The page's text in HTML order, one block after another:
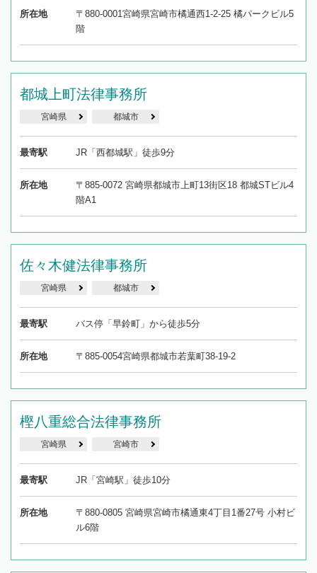
所在地
〒880-0001宮崎県宮崎市橘通西1-2-25 橘パークビル5
階
都城上町法律事務所
宮崎県 都城市
最寄駅 JR「西都城駅」徒歩9分
所在地
〒885-0072 宮崎県都城市上町13街区18 都城STビル4
階A1
佐々木健法律事務所
宮崎県 都城市
最寄駅 バス停「早鈴町」から徒歩5分
所在地 〒885-0054宮崎県都城市若葉町38-19-2
樫八重総合法律事務所
宮崎県 宮崎市
最寄駅 JR「宮崎駅」徒歩10分
所在地
〒880-0805 宮崎県宮崎市橘通東4丁目1番27号 小村ビ
ル6階